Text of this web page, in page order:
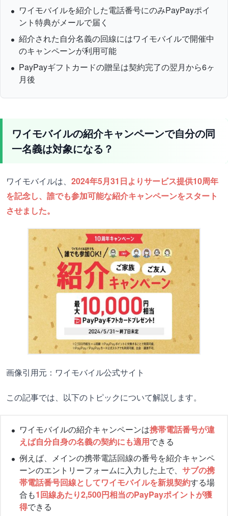
ワイモバイルを紹介した電話番号にのみPayPayポイ
ント特典がメールで届く
紹介された自分名義の回線にはワイモバイルで開催中
のキャンペーンが利用可能
PayPayギフトカードの贈呈は契約完了の翌月から6ヶ
月後
ワイモバイルの紹介キャンペーンで自分の同
一名義は対象になる？
ワイモバイルは、 2024年5月31日よりサービス提供10周年
を記念し、誰でも参加可能な紹介キャンペーンをスタート
させました。
画像引用元：ワイモバイル公式サイト
この記事では、以下のトピックについて解説します。
ワイモバイルの紹介キャンペーンは携帯電話番号が違
えば自分自身の名義の契約にも適用できる
例えば、メインの携帯電話回線の番号を紹介キャンペ
ーンのエントリーフォームに入力した上で、 サブの携
帯電話番号回線としてワイモバイルを新規契約する場
合も1回線あたり2,500円相当のPayPayポイントが獲
得できる